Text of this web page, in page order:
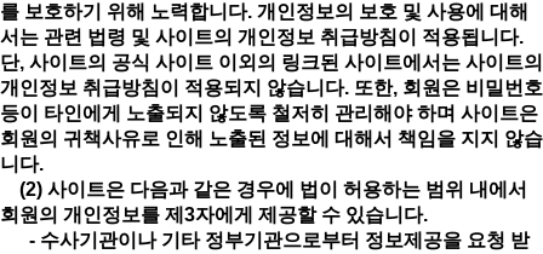
를 보호하기 위해 노력합니다. 개인정보의 보호 및 사용에 대해
서는 관련 법령 및 사이트의 개인정보 취급방침이 적용됩니다.
단, 사이트의 공식 사이트 이외의 링크된 사이트에서는 사이트의
개인정보 취급방침이 적용되지 않습니다. 또한, 회원은 비밀번호
등이 타인에게 노출되지 않도록 철저히 관리해야 하며 사이트은
회원의 귀책사유로 인해 노출된 정보에 대해서 책임을 지지 않습
니다.
(2) 사이트은 다음과 같은 경우에 법이 허용하는 범위 내에서
회원의 개인정보를 제3자에게 제공할 수 있습니다.
- 수사기관이나 기타 정부기관으로부터 정보제공을 요청 받